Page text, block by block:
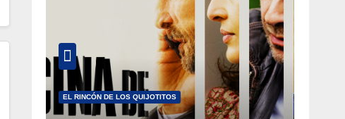
EL RINCÓN DE LOS QUIJOTITOS